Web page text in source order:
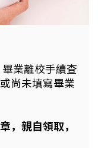
業離校手續查
尚未填寫畢業
，親自領取，